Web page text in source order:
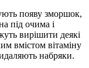
появу зморшок,
під очима і
вирішити деякі
вмістом вітаміну
набряки.